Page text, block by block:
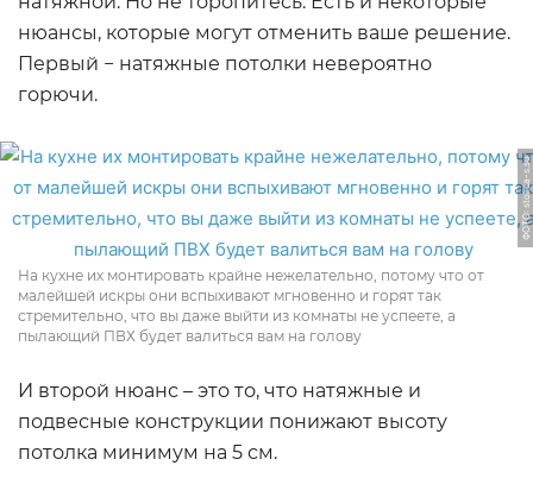
нюансы, которые могут отменить ваше решение.
Первый − натяжные потолки невероятно
горючи.
ФОТО: stolica-s.su
На кухне их монтировать крайне нежелательно, потому что от
малейшей искры они вспыхивают мгновенно и горят так
стремительно, что вы даже выйти из комнаты не успеете, а
пылающий ПВХ будет валиться вам на голову
И второй нюанс – это то, что натяжные и
подвесные конструкции понижают высоту
потолка минимум на 5 см.